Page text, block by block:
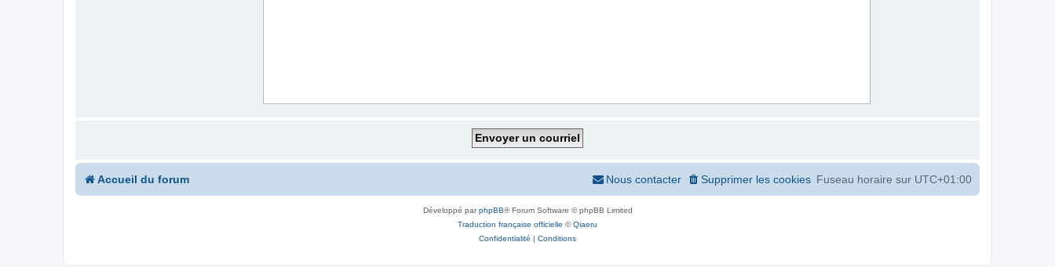
Accueil du forum Fuseau horaire sur UTC+01:00
Supprimer les cookies
Nous contacter
Développé parphpBB® Forum Software © phpBB Limited
Traduction française officielle ©Qiaeru
Confidentialité | Conditions